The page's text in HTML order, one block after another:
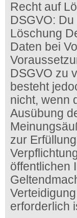
Recht auf
DSGVO:
Löschung
Daten bei
DSGVO zu
besteht
nicht, wenn
Ausübung
zur
öffentlichen
erforderlich